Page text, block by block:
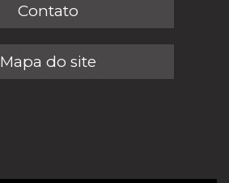
Contato
Mapa do site